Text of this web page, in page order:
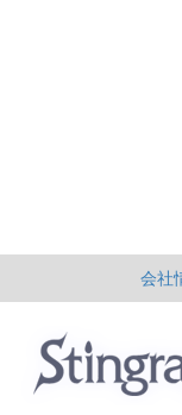
会社